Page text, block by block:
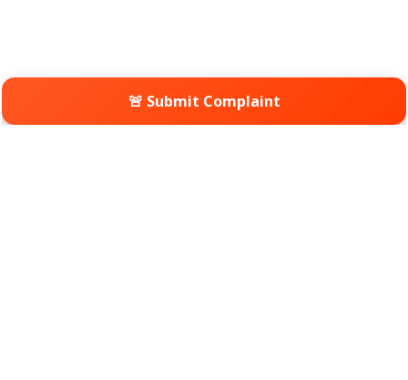
🚨 Submit Complaint